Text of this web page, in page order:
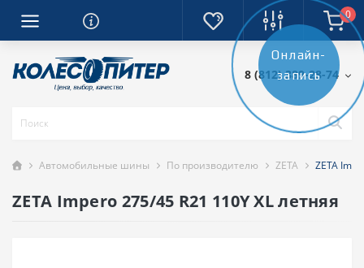
0
8 (812) 389-28-74
Автомобильные шины По производителю ZETA ZETA
ZETA Impero 275/45 R21 110Y XL летняя
Онлайн-
запись